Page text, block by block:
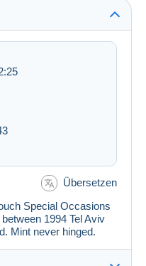
Übersetzen
Special Occasions
1994 Tel Aviv
Mint never hinged.